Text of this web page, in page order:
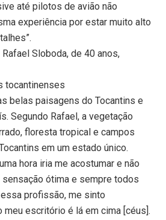
até pilotos de avião não
experiência por estar muito alto
Sloboda, de 40 anos,
tocantinenses
belas paisagens do Tocantins e
Segundo Rafael, a vegetação
floresta tropical e campos
em um estado único.
hora iria me acostumar e não
sensação ótima e sempre todos
profissão, me sinto
meu escritório é lá em cima [céus].